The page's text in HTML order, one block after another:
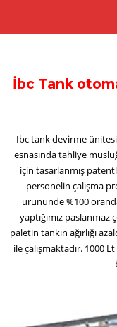
İbc Tank
İbc tank devirme ünitesi
esnasında tahliye
için tasarlanmış
personelin çalışma
ürününde %100
yaptığımız
paletin tankın ağırlığı
ile çalışmaktadır. 1000